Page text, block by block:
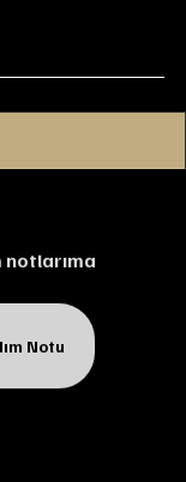
notlarıma
Notu